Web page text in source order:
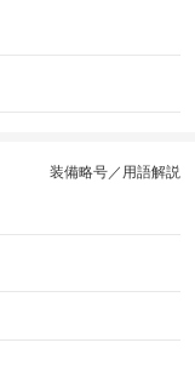
装備略号／用語解説